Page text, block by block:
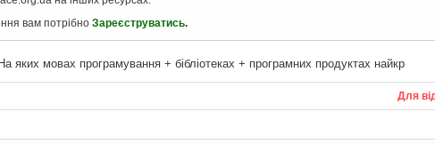
вам потрібно Зареєструватись.
На яких мовах програмування + бібліотеках + програмних продуктах найкр
Для